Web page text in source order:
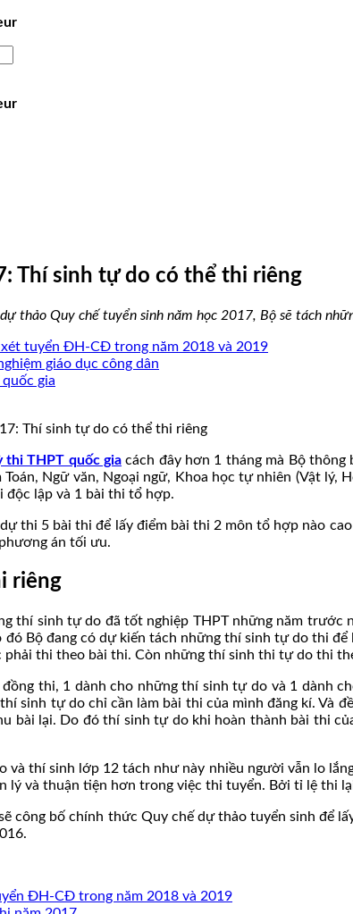
Thí sinh tự do có thể thi riêng
thảo Quy chế tuyển sinh năm học 2017, Bộ sẽ tách
tuyển ĐH-CĐ trong năm 2018 và 2019
giáo dục công dân
gia
Thí sinh tự do có thể thi riêng
thi THPT quốc gia cách đây hơn 1 tháng mà Bộ
Ngữ văn, Ngoại ngữ, Khoa học tự nhiên (Vật
độc lập và 1 bài thi tổ hợp.
thi 5 bài thi để lấy điểm bài thi 2 môn tổ hợp nào
án tối ưu.
riêng
thí sinh tự do đã tốt nghiệp THPT những năm
Bộ đang có dự kiến tách những thí sinh tự do thi
phải thi theo bài thi. Còn những thí sinh thi tự do thi
thi, 1 dành cho những thí sinh tự do và 1 dành
sinh tự do chỉ cần làm bài thi của mình đăng kí. Và
bài lại. Do đó thí sinh tự do khi hoàn thành bài thi
và thí sinh lớp 12 tách như này nhiều người vẫn lo
lý và thuận tiện hơn trong việc thi tuyển. Bởi tỉ lệ thi
công bố chính thức Quy chế dự thảo tuyển sinh để
ĐH-CĐ trong năm 2018 và 2019